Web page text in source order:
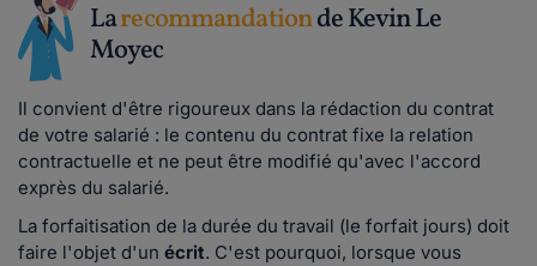
Larecommandationde Kevin Le
Moyec
Il convient d'être rigoureux dans la rédaction du contrat
de votre salarié : le contenu du contrat fixe la relation
contractuelle et ne peut être modifié qu'avec l'accord
exprès du salarié.
La forfaitisation de la durée du travail (le forfait jours) doit
faire l'objet d'un écrit. C'est pourquoi, lorsque vous